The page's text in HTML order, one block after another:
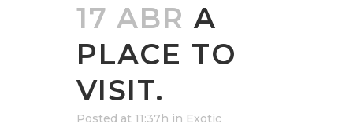
17 ABR A
PLACE TO
VISIT.
Posted at 11:37h in Exotic